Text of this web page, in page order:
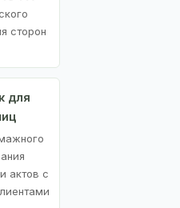
сторон
для
актов с